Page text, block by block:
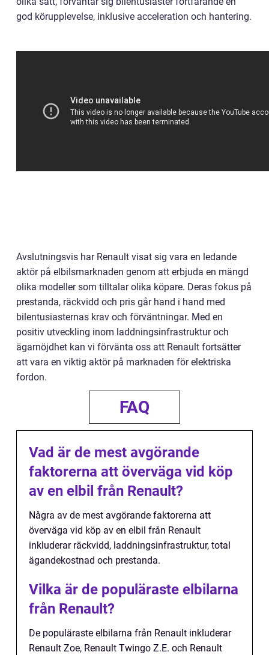
god körupplevelse, inklusive acceleration och hantering.
Avslutningsvis har Renault visat sig vara en ledande
aktör på elbilsmarknaden genom att erbjuda en mängd
olika modeller som tilltalar olika köpare. Deras fokus på
prestanda, räckvidd och pris går hand i hand med
bilentusiasternas krav och förväntningar. Med en
positiv utveckling inom laddningsinfrastruktur och
ägarnöjdhet kan vi förvänta oss att Renault fortsätter
att vara en viktig aktör på marknaden för elektriska
fordon.
FAQ
Vad är de mest avgörande
faktorerna att överväga vid köp
av en elbil från Renault?
Några av de mest avgörande faktorerna att
överväga vid köp av en elbil från Renault
inkluderar räckvidd, laddningsinfrastruktur, total
ägandekostnad och prestanda.
Vilka är de populäraste elbilarna
från Renault?
De populäraste elbilarna från Renault inkluderar
Renault Zoe, Renault Twingo Z.E. och Renault